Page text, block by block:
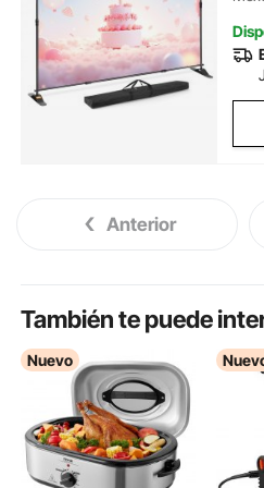
Anterior
También te puede
Nuevo